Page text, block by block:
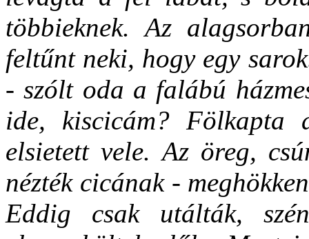
többieknek. Az
feltűnt neki, hogy egy
- szólt oda a falábú
ide, kiscicám?
elsietett vele. Az öreg,
nézték cicának -
Eddig csak utálták,